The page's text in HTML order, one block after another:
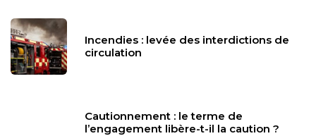
Incendies : levée des interdictions de
circulation
Cautionnement : le terme de
l’engagement libère-t-il la caution ?